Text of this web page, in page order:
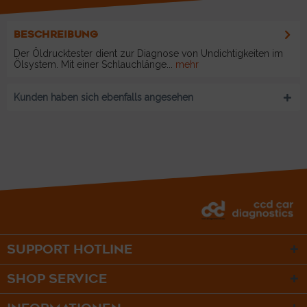
BESCHREIBUNG
Der Öldrucktester dient zur Diagnose von Undichtigkeiten im
Ölsystem. Mit einer Schlauchlänge...
mehr
Kunden haben sich ebenfalls angesehen
SUPPORT HOTLINE
SHOP SERVICE